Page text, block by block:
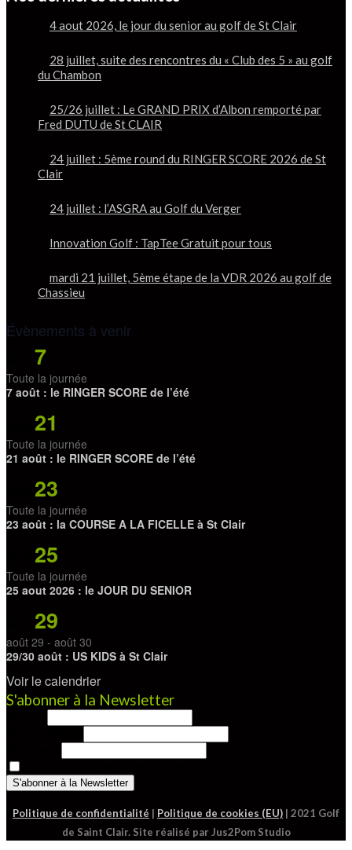
4 aout 2026, le jour du senior au golf de St Clair
28 juillet, suite des rencontres du « Club des 5 » au golf
du Chambon
25/26 juillet : Le GRAND PRIX d’Albon remporté par
Fred DUTU de St CLAIR
24 juillet : 5ème round du RINGER SCORE 2026 de St
Clair
24 juillet : l’ASGRA au Golf du Verger
Innovation Golf : TapTee Gratuit pour tous
mardi 21 juillet, 5ème étape de la VDR 2026 au golf de
Chassieu
Évènements à venir
7
Toute la journée
7 août : le RINGER SCORE de l’été
21
Toute la journée
21 août : le RINGER SCORE de l’été
23
Toute la journée
23 août : la COURSE A LA FICELLE à St Clair
25
Toute la journée
25 aout 2026 : le JOUR DU SENIOR
29
août 29 - août 30
29/30 août : US KIDS à St Clair
Voir le calendrier
S'abonner à la Newsletter
Politique de confidentialité | Politique de cookies (EU) | 2021 Golf
de Saint Clair. Site réalisé par Jus2Pom Studio